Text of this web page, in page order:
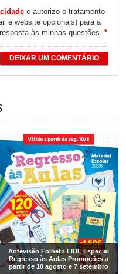
e autorizo o tratamento
e website opcionais) para a
às minhas questões.*
DEIXAR UM COMENTÁRIO
Antevisão Folheto LIDL Especial
Regresso às Aulas Promoções a
partir de 10 agosto e 7 setembro